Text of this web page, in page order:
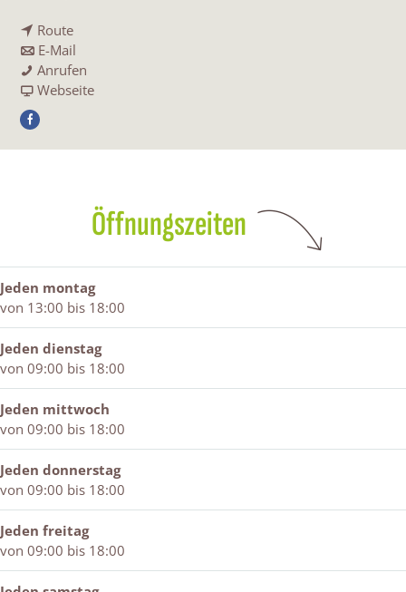
e
r
L
c
k
a
n
Routeb
i
s
M
e
u
m
L
ü
c
k
m
a
n
E-Mail
i
s
d
r
u
m
L
ü
c
k
m
a
n
Anrufen
o
c
m
L
ü
c
k
m
a
n
Webseitea
o
c
e
t
r
u
m
L
ü
c
k
m
a
n
F
a
k
M
o
d
e
c
e
n
t
r
u
m
L
ü
c
k
m
Öffnungszeiten
Jeden montag
von 13:00 bis 18:00
Jeden dienstag
von 09:00 bis 18:00
Jeden mittwoch
von 09:00 bis 18:00
Jeden donnerstag
von 09:00 bis 18:00
Jeden freitag
von 09:00 bis 18:00